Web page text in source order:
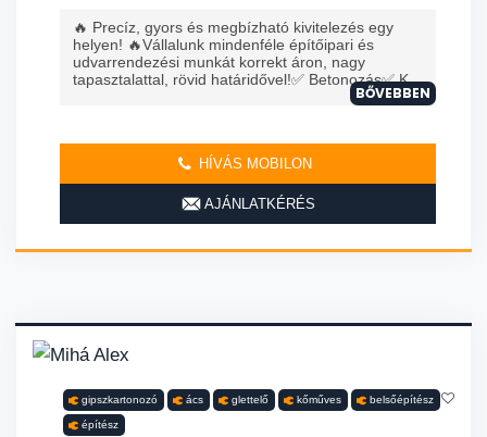
🔥 Precíz, gyors és megbízható kivitelezés egy
helyen! 🔥Vállalunk mindenféle építőipari és
udvarrendezési munkát korrekt áron, nagy
tapasztalattal, rövid határidővel!✅ Betonozás✅ K...
BŐVEBBEN
HÍVÁS MOBILON
AJÁNLATKÉRÉS
gipszkartonozó ács glettelő kőműves belsőépítész
építész